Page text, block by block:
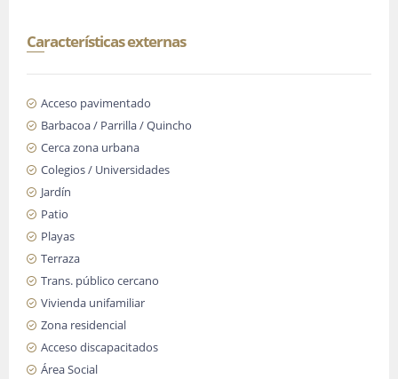
Características externas
Acceso pavimentado
Barbacoa / Parrilla / Quincho
Cerca zona urbana
Colegios / Universidades
Jardín
Patio
Playas
Terraza
Trans. público cercano
Vivienda unifamiliar
Zona residencial
Acceso discapacitados
Área Social